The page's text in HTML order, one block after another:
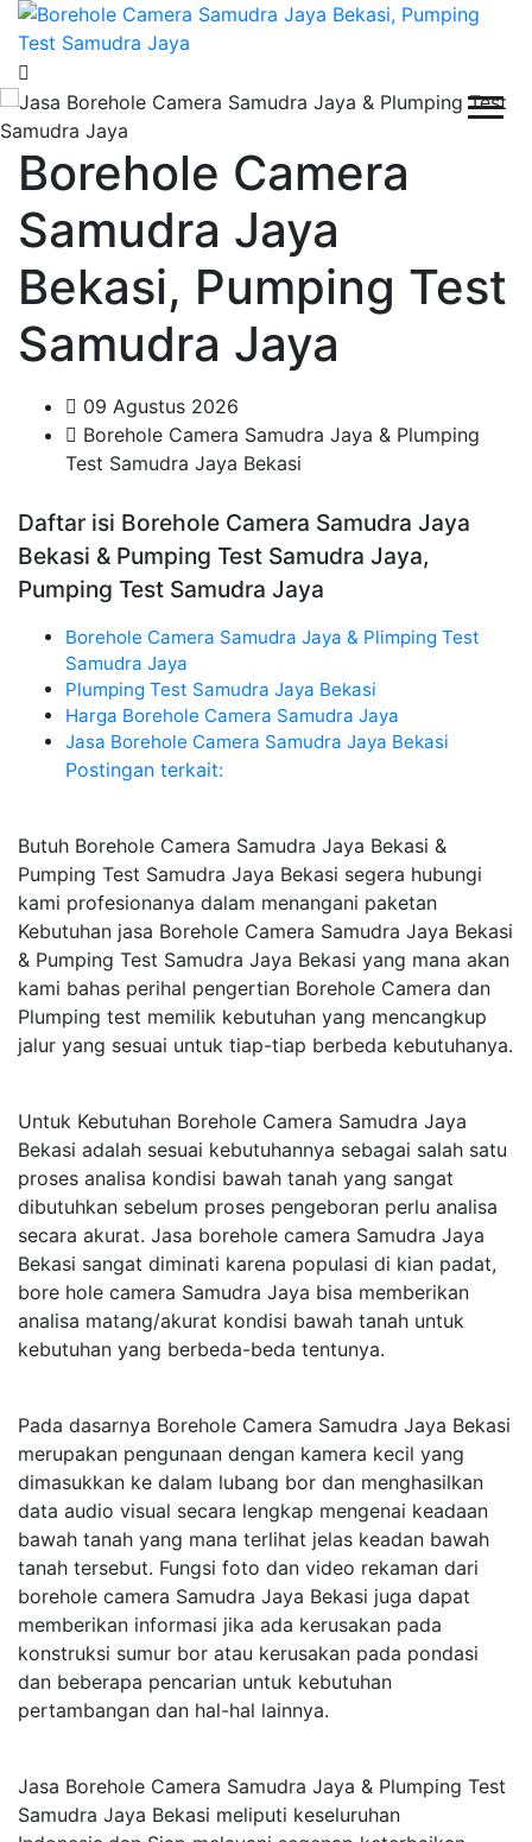
Borehole Camera
Samudra Jaya
Bekasi, Pumping Test
Samudra Jaya
09 Agustus 2026
Borehole Camera Samudra Jaya & Plumping
Test Samudra Jaya Bekasi
Daftar isi Borehole Camera Samudra Jaya
Bekasi & Pumping Test Samudra Jaya,
Pumping Test Samudra Jaya
Borehole Camera Samudra Jaya & Plimping Test
Samudra Jaya
Plumping Test Samudra Jaya Bekasi
Harga Borehole Camera Samudra Jaya
Jasa Borehole Camera Samudra Jaya Bekasi
Postingan terkait:
Butuh Borehole Camera Samudra Jaya Bekasi &
Pumping Test Samudra Jaya Bekasi segera hubungi
kami profesionanya dalam menangani paketan
Kebutuhan jasa Borehole Camera Samudra Jaya Bekasi
& Pumping Test Samudra Jaya Bekasi yang mana akan
kami bahas perihal pengertian Borehole Camera dan
Plumping test memilik kebutuhan yang mencangkup
jalur yang sesuai untuk tiap-tiap berbeda kebutuhanya.
Untuk Kebutuhan Borehole Camera Samudra Jaya
Bekasi adalah sesuai kebutuhannya sebagai salah satu
proses analisa kondisi bawah tanah yang sangat
dibutuhkan sebelum proses pengeboran perlu analisa
secara akurat. Jasa borehole camera Samudra Jaya
Bekasi sangat diminati karena populasi di kian padat,
bore hole camera Samudra Jaya bisa memberikan
analisa matang/akurat kondisi bawah tanah untuk
kebutuhan yang berbeda-beda tentunya.
Pada dasarnya Borehole Camera Samudra Jaya Bekasi
merupakan pengunaan dengan kamera kecil yang
dimasukkan ke dalam lubang bor dan menghasilkan
data audio visual secara lengkap mengenai keadaan
bawah tanah yang mana terlihat jelas keadan bawah
tanah tersebut. Fungsi foto dan video rekaman dari
borehole camera Samudra Jaya Bekasi juga dapat
memberikan informasi jika ada kerusakan pada
konstruksi sumur bor atau kerusakan pada pondasi
dan beberapa pencarian untuk kebutuhan
pertambangan dan hal-hal lainnya.
Jasa Borehole Camera Samudra Jaya & Plumping Test
Samudra Jaya Bekasi meliputi keseluruhan